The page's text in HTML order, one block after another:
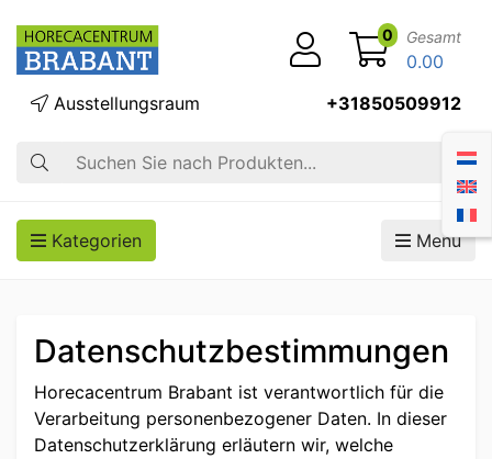
Suche
Ausstellungsraum +31850509912
0 Gesamt
0.00
Kategorien Menü
Datenschutzbestimmungen
Horecacentrum Brabant ist verantwortlich für die
Verarbeitung personenbezogener Daten. In dieser
Datenschutzerklärung erläutern wir, welche